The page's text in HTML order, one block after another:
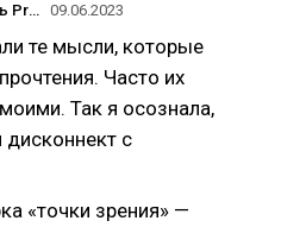
Чек-лист: как вырастить Project-менеджера 09.06.2023
те мысли, которые
Часто их
Так я осознала,
дисконнект с
«точки зрения» —